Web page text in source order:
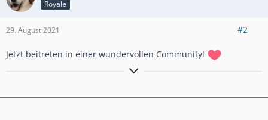
Royale
29. August 2021 #2
Jetzt beitreten in einer wundervollen Community!
Grüße Maxi